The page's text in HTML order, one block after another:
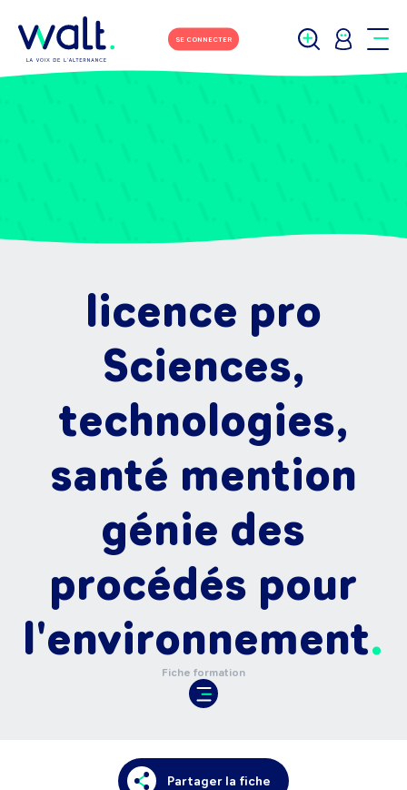
SE CONNECTER
licence pro
Sciences,
technologies,
santé mention
génie des
procédés pour
l'environnement
Fiche formation
Partager la fiche